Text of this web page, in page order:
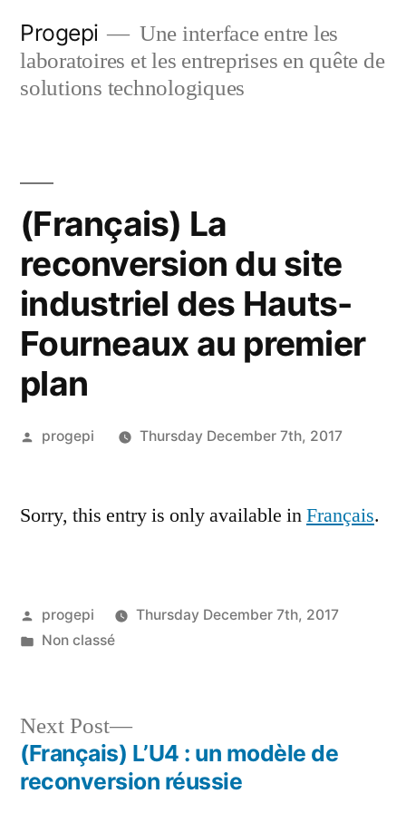
content
Progepi
Une interface entre les
laboratoires et les entreprises en quête de
solutions technologiques
(Français) La
reconversion du site
industriel des Hauts-
Fourneaux au premier
plan
Posted
progepi Thursday December 7th, 2017
Sorry, this entry is only available inFrançais.
Posted
by
progepi
Thursday December 7th, 2017
Posted
Non classé
Post
Next Post
Next
post:
(Français) L’U4 : un modèle de
reconversion réussie